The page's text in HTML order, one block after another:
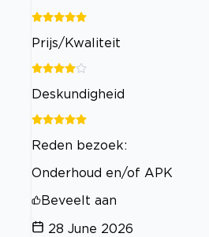
Prijs/Kwaliteit
Deskundigheid
Reden bezoek:
Onderhoud en/of APK
Beveelt aan
28 June 2026